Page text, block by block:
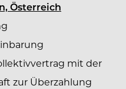
der Vielfalt.
Österreich
mit der
zur Überzahlung